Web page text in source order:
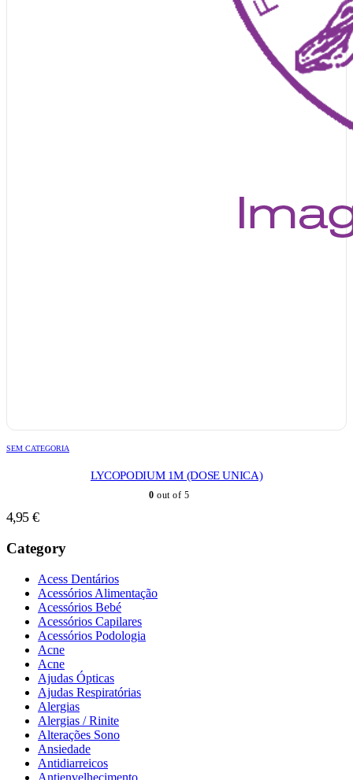
SEM CATEGORIA
LYCOPODIUM 1M (DOSE UNICA)
0 out of 5
4,95 €
Category
Acess Dentários
Acessórios Alimentação
Acessórios Bebé
Acessórios Capilares
Acessórios Podologia
Acne
Acne
Ajudas Ópticas
Ajudas Respiratórias
Alergias
Alergias / Rinite
Alterações Sono
Ansiedade
Antidiarreicos
Antienvelhecimento